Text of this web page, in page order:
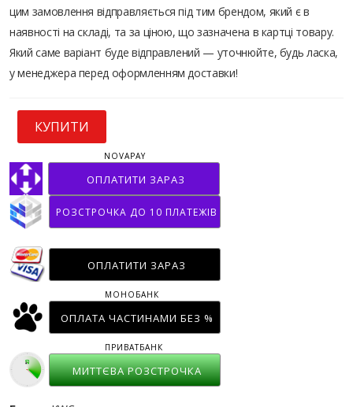
цим замовлення відправляється під тим брендом, який є в
наявності на складі, та за ціною, що зазначена в картці товару.
Який саме варіант буде відправлений — уточнюйте, будь ласка,
у менеджера перед оформленням доставки!
КУПИТИ
ОПЛАТИТИ ЗАРАЗ
NOVAPAY
РОЗСТРОЧКА ДО 10 ПЛАТЕЖІВ
ОПЛАТИТИ ЗАРАЗ
ОПЛАТА ЧАСТИНАМИ БЕЗ %
МОНОБАНК
МИТТЄВА РОЗСТРОЧКА
ПРИВАТБАНК